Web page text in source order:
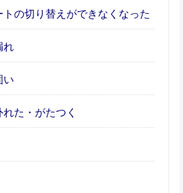
の切り替えができなくなった
れ
い
た・がたつく